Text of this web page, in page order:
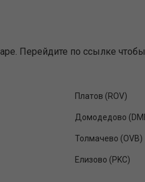
Перейдите по ссылке
Платов (ROV)
Домодедово
Толмачево (OVB)
Елизово (PKC)